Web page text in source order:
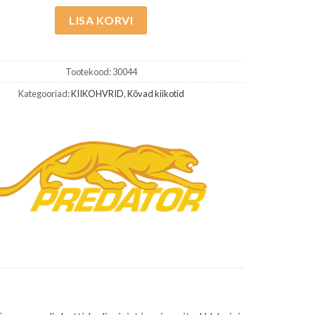
LISA KORVI
Tootekood:30044
Kategooriad:KIIKOHVRID,Kõvad kiikotid